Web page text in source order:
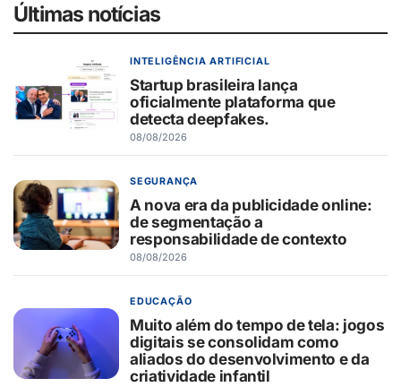
Últimas notícias
INTELIGÊNCIA ARTIFICIAL
Startup brasileira lança
oficialmente plataforma que
detecta deepfakes.
08/08/2026
SEGURANÇA
A nova era da publicidade online:
de segmentação a
responsabilidade de contexto
08/08/2026
EDUCAÇÃO
Muito além do tempo de tela: jogos
digitais se consolidam como
aliados do desenvolvimento e da
criatividade infantil